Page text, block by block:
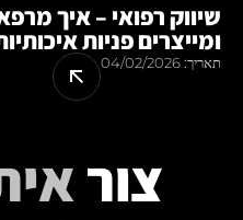
שיווק רפואי – איך
ומייצרים פניות
תאריך:04/02/2026
צור